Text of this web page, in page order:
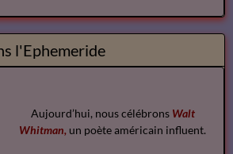
l'Ephemeride
Aujourd’hui, nous célébrons Walt
Whitman, un poète américain influent.